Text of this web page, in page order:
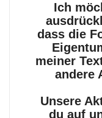
Ich
dass die
meiner
andere
Unsere
du auf